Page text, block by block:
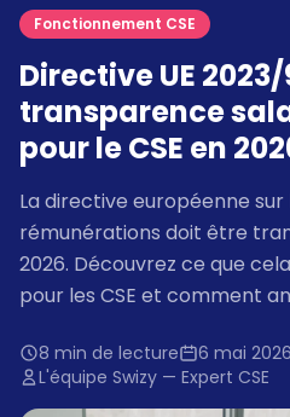
Fonctionnement CSE
Directive UE
transparence
pour le CSE en
La directive européenne
rémunérations doit être
2026. Découvrez ce que
pour les CSE et comment
8 min de lecture
6 mai 2026
L'équipe Swizy — Expert CSE